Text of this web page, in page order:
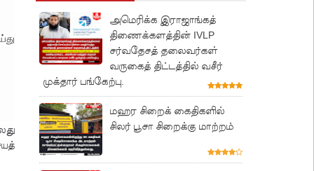
அமெரிக்க இராஜாங்கத்
திணைக்களத்தின் IVLP
சர்வதேசத் தலைவர்கள்
வருகைத் திட்டத்தில் வசீர்
முக்தார் பங்கேற்பு.
மஹர சிறைக் கைதிகளில்
சிலர் பூசா சிறைக்கு மாற்றம்